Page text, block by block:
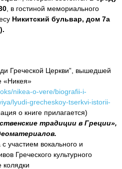
, в гостиной мемориального
Никитский бульвар, дом 7а
).
Греческой Церкви”, вышедшей
«Никея»
nikea-o-vere/biografii-i-
lyudi-grecheskoy-tserkvi-istorii-
о книге прилагается)
традиции в Греции»,
участием вокального и
Греческого культурного
колядки